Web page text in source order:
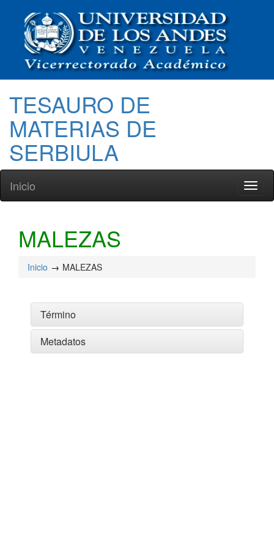
TESAURO DE
MATERIAS DE
SERBIULA
Inicio
MALEZAS
Inicio MALEZAS
Término
Metadatos